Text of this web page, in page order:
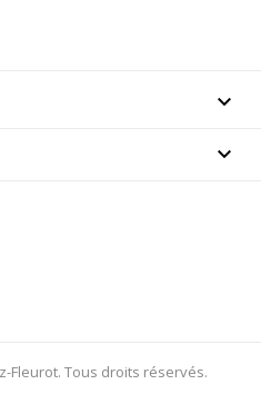


Fleurot. Tous droits réservés.